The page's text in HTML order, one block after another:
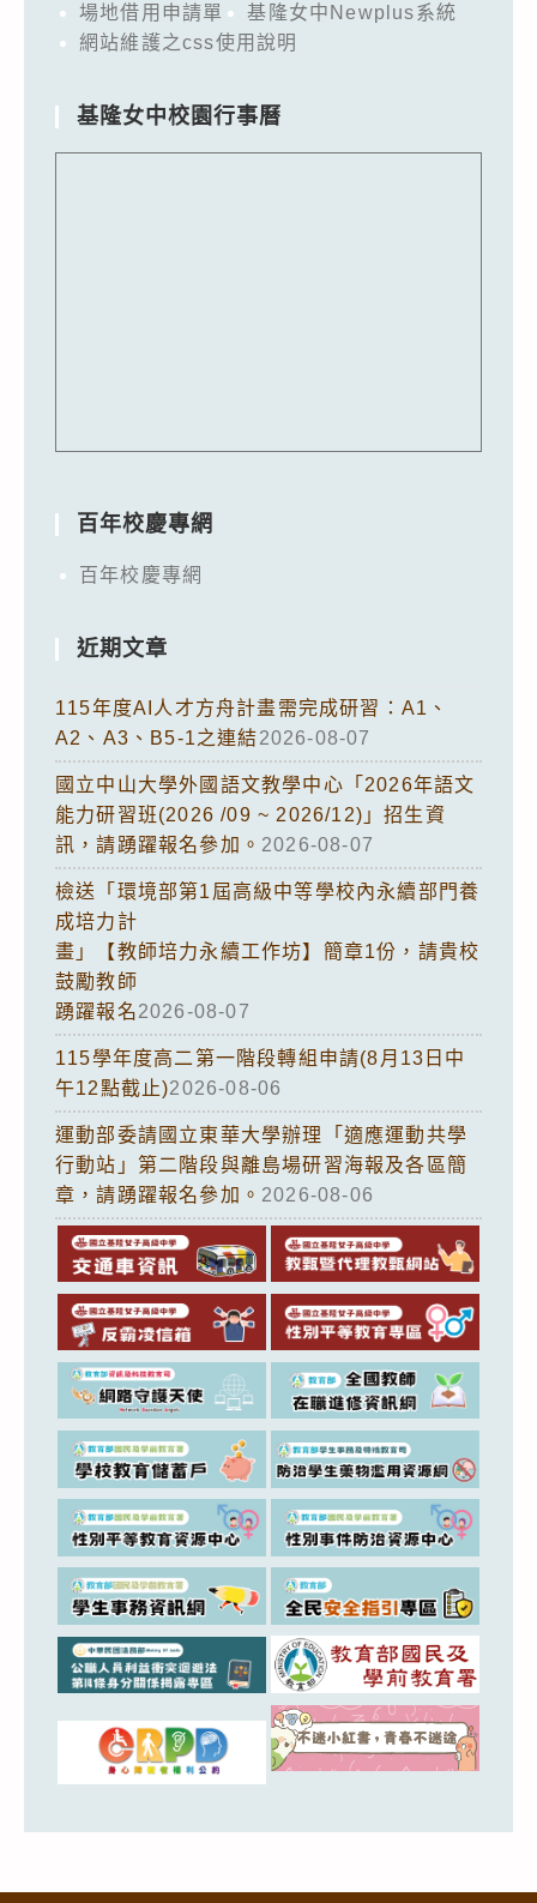
場地借用申請單
基隆女中Newplus系統
網站維護之css使用說明
基隆女中校園行事曆
百年校慶專網
百年校慶專網
近期文章
115年度AI人才方舟計畫需完成研習：A1、
A2、A3、B5-1之連結2026-08-07
國立中山大學外國語文教學中心「2026年語文
能力研習班(2026 /09 ~ 2026/12)」招生資
訊，請踴躍報名參加。 2026-08-07
檢送「環境部第1屆高級中等學校內永續部門養
成培力計
畫」【教師培力永續工作坊】簡章1份，請貴校
鼓勵教師
踴躍報名2026-08-07
115學年度高二第一階段轉組申請(8月13日中
午12點截止)2026-08-06
運動部委請國立東華大學辦理「適應運動共學
行動站」第二階段與離島場研習海報及各區簡
章，請踴躍報名參加。 2026-08-06